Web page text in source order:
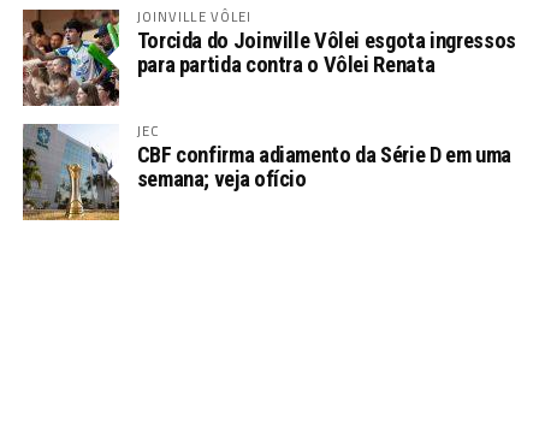
JOINVILLE VÔLEI
Torcida do Joinville Vôlei esgota ingressos
para partida contra o Vôlei Renata
JEC
CBF confirma adiamento da Série D em uma
semana; veja ofício